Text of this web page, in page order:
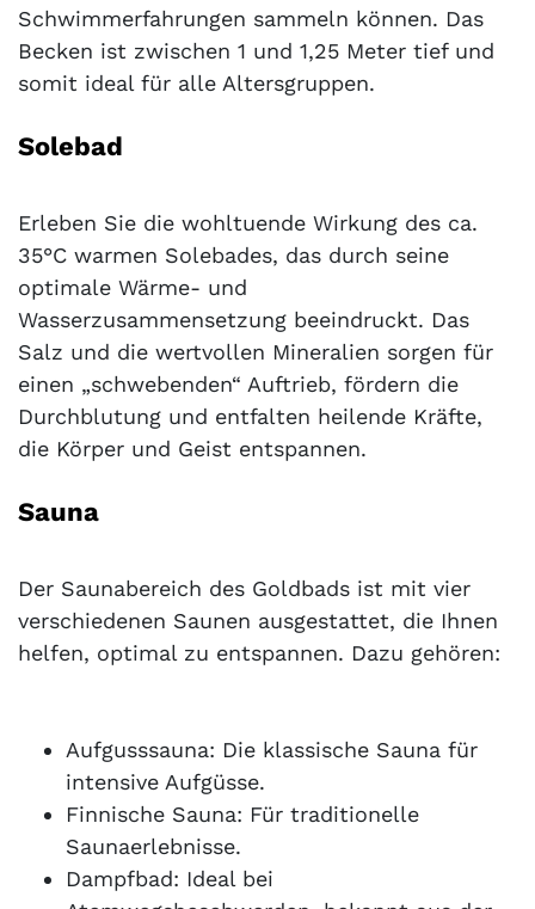
Schwimmerfahrungen sammeln können. Das
Becken ist zwischen 1 und 1,25 Meter tief und
somit ideal für alle Altersgruppen.
Solebad
Erleben Sie die wohltuende Wirkung des ca.
35°C warmen Solebades, das durch seine
optimale Wärme- und
Wasserzusammensetzung beeindruckt. Das
Salz und die wertvollen Mineralien sorgen für
einen „schwebenden“ Auftrieb, fördern die
Durchblutung und entfalten heilende Kräfte,
die Körper und Geist entspannen.
Sauna
Der Saunabereich des Goldbads ist mit vier
verschiedenen Saunen ausgestattet, die Ihnen
helfen, optimal zu entspannen. Dazu gehören:
Aufgusssauna: Die klassische Sauna für
intensive Aufgüsse.
Finnische Sauna: Für traditionelle
Saunaerlebnisse.
Dampfbad: Ideal bei